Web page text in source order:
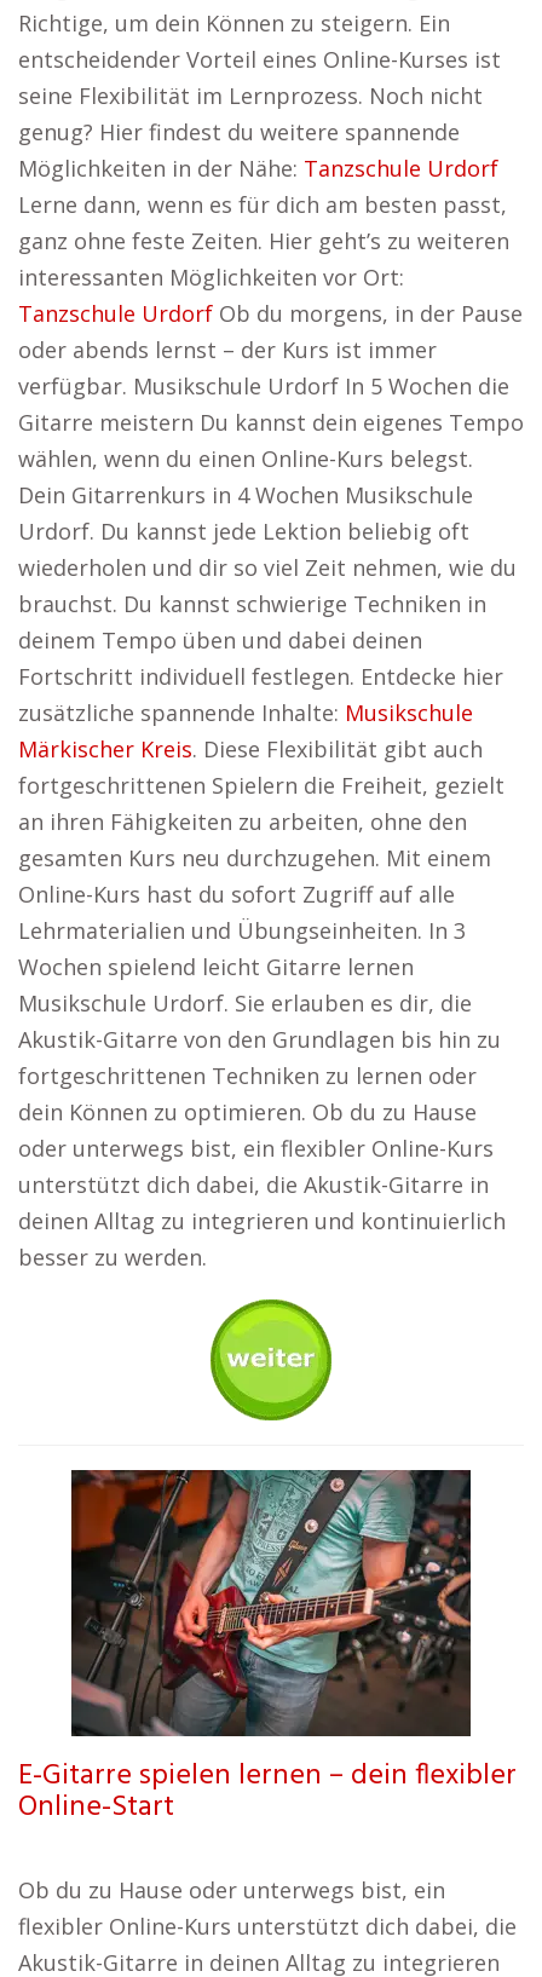
Richtige, um dein Können zu steigern. Ein
entscheidender Vorteil eines Online-Kurses ist
seine Flexibilität im Lernprozess. Noch nicht
genug? Hier findest du weitere spannende
Möglichkeiten in der Nähe: Tanzschule Urdorf
Lerne dann, wenn es für dich am besten passt,
ganz ohne feste Zeiten. Hier geht’s zu weiteren
interessanten Möglichkeiten vor Ort:
Tanzschule Urdorf Ob du morgens, in der Pause
oder abends lernst – der Kurs ist immer
verfügbar. Musikschule Urdorf In 5 Wochen die
Gitarre meistern Du kannst dein eigenes Tempo
wählen, wenn du einen Online-Kurs belegst.
Dein Gitarrenkurs in 4 Wochen Musikschule
Urdorf. Du kannst jede Lektion beliebig oft
wiederholen und dir so viel Zeit nehmen, wie du
brauchst. Du kannst schwierige Techniken in
deinem Tempo üben und dabei deinen
Fortschritt individuell festlegen. Entdecke hier
zusätzliche spannende Inhalte: Musikschule
Märkischer Kreis. Diese Flexibilität gibt auch
fortgeschrittenen Spielern die Freiheit, gezielt
an ihren Fähigkeiten zu arbeiten, ohne den
gesamten Kurs neu durchzugehen. Mit einem
Online-Kurs hast du sofort Zugriff auf alle
Lehrmaterialien und Übungseinheiten. In 3
Wochen spielend leicht Gitarre lernen
Musikschule Urdorf. Sie erlauben es dir, die
Akustik-Gitarre von den Grundlagen bis hin zu
fortgeschrittenen Techniken zu lernen oder
dein Können zu optimieren. Ob du zu Hause
oder unterwegs bist, ein flexibler Online-Kurs
unterstützt dich dabei, die Akustik-Gitarre in
deinen Alltag zu integrieren und kontinuierlich
besser zu werden.
E-Gitarre spielen lernen – dein flexibler
Online-Start
Ob du zu Hause oder unterwegs bist, ein
flexibler Online-Kurs unterstützt dich dabei, die
Akustik-Gitarre in deinen Alltag zu integrieren